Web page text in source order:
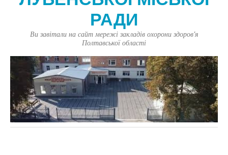
РАДИ
Ви завітали на сайт мережі закладів охорони здоров'я
Полтавської області